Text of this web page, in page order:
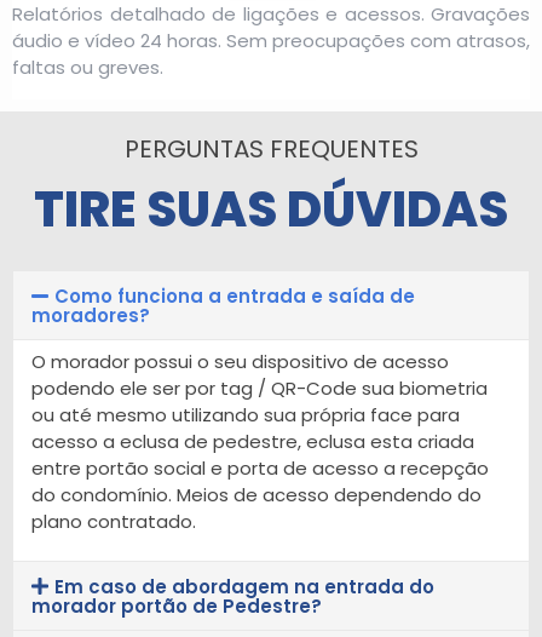
Relatórios detalhado de ligações e acessos. Gravações
áudio e vídeo 24 horas. Sem preocupações com atrasos,
faltas ou greves.
PERGUNTAS FREQUENTES
TIRE SUAS DÚVIDAS
Como funciona a entrada e saída de
moradores?
O morador possui o seu dispositivo de acesso
podendo ele ser por tag / QR-Code sua biometria
ou até mesmo utilizando sua própria face para
acesso a eclusa de pedestre, eclusa esta criada
entre portão social e porta de acesso a recepção
do condomínio. Meios de acesso dependendo do
plano contratado.
Em caso de abordagem na entrada do
morador portão de Pedestre?